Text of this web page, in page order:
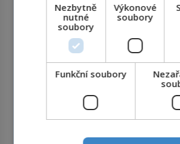
Nezbytně
nutné
soubory
Výkonové
soubory
Funkční soubory